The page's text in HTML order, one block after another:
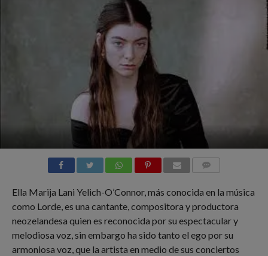
Ella Marija Lani Yelich-O’Connor, más conocida en la música
como Lorde, es una cantante, compositora y productora
neozelandesa quien es reconocida por su espectacular y
melodiosa voz, sin embargo ha sido tanto el ego por su
armoniosa voz, que la artista en medio de sus conciertos